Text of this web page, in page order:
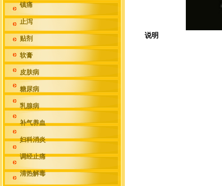
镇痛
止泻
贴剂
软膏
皮肤病
糖尿病
乳腺病
补气养血
妇科消炎
调经止痛
清热解毒
说明